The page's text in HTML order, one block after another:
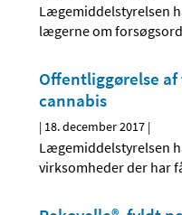
Lægemiddelstyrelsen
lægerne om
Offentliggørelse
cannabis
| 18. december 2017 |
Lægemiddelstyrelsen
virksomheder der har